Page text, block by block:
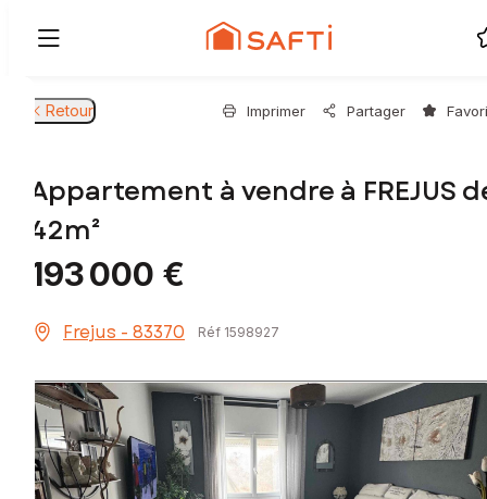
Retour Imprimer Partager
Appartement à vendre à FREJUS
42m²
193 000 €
Frejus - 83370 Réf 1598927